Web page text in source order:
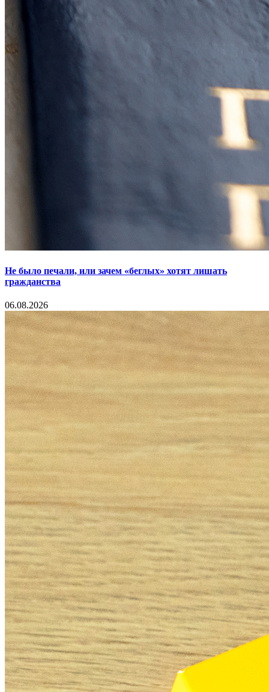
Не было печали, или зачем «беглых» хотят лишать
гражданства
06.08.2026